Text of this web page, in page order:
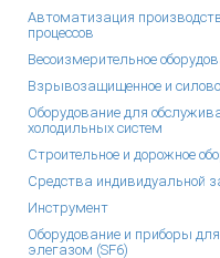
Автоматизация
процессов
Весоизмерительное
Взрывозащищенное и
Оборудование для
холодильных систем
Строительное и дорожное
Средства индивидуальной
Инструмент
Оборудование и приборы
элегазом (SF6)